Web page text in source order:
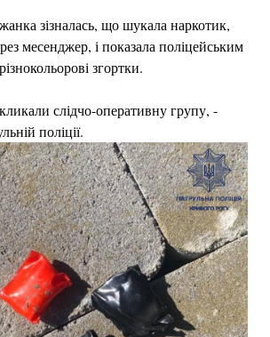
зізналась, що шукала наркотик,
месенджер, і показала поліцейським
згортки.
слідчо-оперативну групу, -
поліції.